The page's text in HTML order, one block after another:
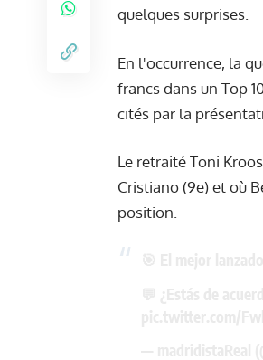
quelques surprises.
En l'occurrence, la
francs dans un Top
cités par la
Le retraité Toni
Cristiano (9e) et où
position.